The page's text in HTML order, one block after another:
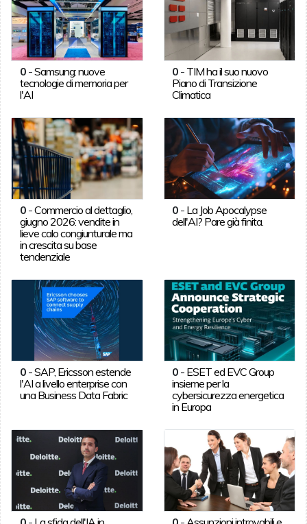
0-Samsung: nuove
tecnologie di memoria per
l'AI
0 - TIM ha il suo nuovo
Piano di Transizione
Climatica
0-Commercio al dettaglio,
giugno 2026: vendite in
lieve calo congiunturale ma
in crescita su base
tendenziale
0 - La Job Apocalypse
dell'AI? Pare già finita.
0-SAP, Ericsson estende
l'AI a livello enterprise con
una Business Data Fabric
0 - ESET ed EVC Group
insieme per la
cybersicurezza energetica
in Europa